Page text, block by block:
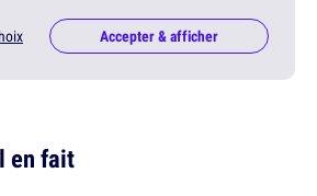
Accepter & afficher
en fait